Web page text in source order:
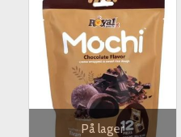
På lager